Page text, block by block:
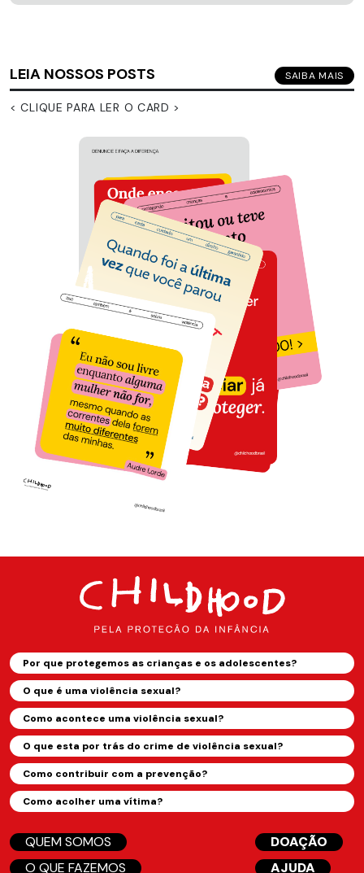
LEIA NOSSOS POSTS SAIBA MAIS
< CLIQUE PARA LER O CARD >
Por que protegemos as crianças e os adolescentes?
O que é uma violência sexual?
Como acontece uma violência sexual?
O que esta por trás do crime de violência sexual?
Como contribuir com a prevenção?
Como acolher uma vítima?
QUEM SOMOS
O QUE FAZEMOS
DOAÇÃO
AJUDA